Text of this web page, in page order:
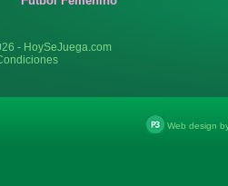
- HoySeJuega.com
Web design